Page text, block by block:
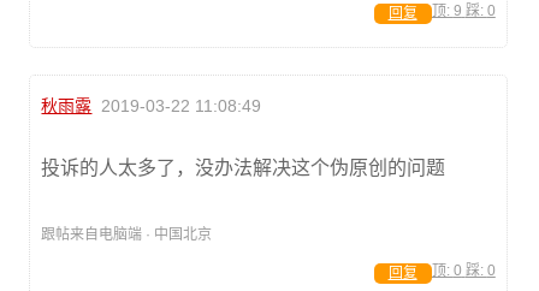
顶: 9 踩: 0
回复
秋雨露 2019-03-22 11:08:49
投诉的人太多了，没办法解决这个伪原创的问题
跟帖来自电脑端 · 中国北京
顶: 0 踩: 0
回复